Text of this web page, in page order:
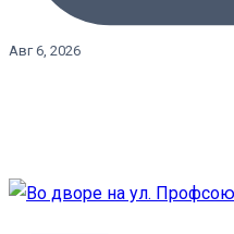
Авг 6, 2026